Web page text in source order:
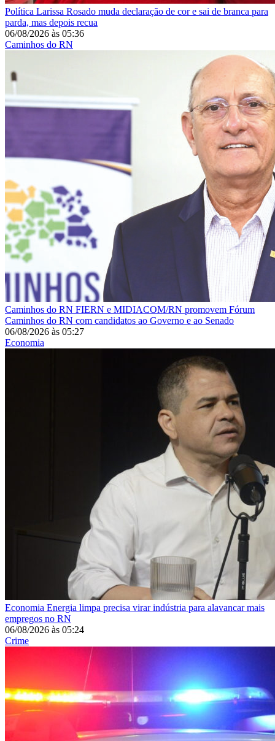
Política Larissa Rosado muda declaração de cor e sai de branca para
parda, mas depois recua
06/08/2026 às 05:36
Caminhos do RN
Caminhos do RN FIERN e MIDIACOM/RN promovem Fórum
Caminhos do RN com candidatos ao Governo e ao Senado
06/08/2026 às 05:27
Economia
Economia Energia limpa precisa virar indústria para alavancar mais
empregos no RN
06/08/2026 às 05:24
Crime